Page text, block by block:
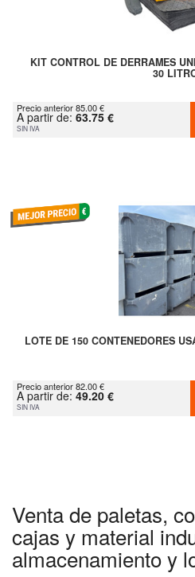
KIT CONTROL DE DERRAMES
30
Precio anterior 85.00 €
A partir de: 63.75 €
SIN IVA
LOTE DE 150 CONTENEDORES
Precio anterior 82.00 €
A partir de: 49.20 €
SIN IVA
Venta de paletas,
cajas y material
almacenamiento y